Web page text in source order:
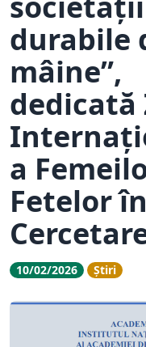
durabile
mâine”,
dedicată
a
Fetelor în
10/02/2026 Știri